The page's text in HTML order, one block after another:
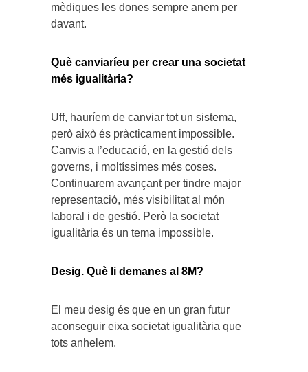
mèdiques les dones sempre anem per
davant.
Què canviaríeu per crear una societat
més igualitària?
Uff, hauríem de canviar tot un sistema,
però això és pràcticament impossible.
Canvis a l’educació, en la gestió dels
governs, i moltíssimes més coses.
Continuarem avançant per tindre major
representació, més visibilitat al món
laboral i de gestió. Però la societat
igualitària és un tema impossible.
Desig. Què li demanes al 8M?
El meu desig és que en un gran futur
aconseguir eixa societat igualitària que
tots anhelem.